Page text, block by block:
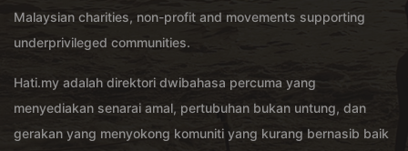
Malaysian charities, non-profit and movements supporting
underprivileged communities.
Hati.my adalah direktori dwibahasa percuma yang
menyediakan senarai amal, pertubuhan bukan untung, dan
gerakan yang menyokong komuniti yang kurang bernasib baik